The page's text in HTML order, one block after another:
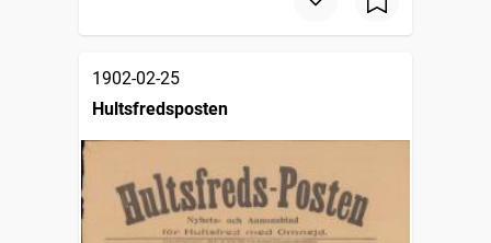
1902-02-25
Hultsfredsposten